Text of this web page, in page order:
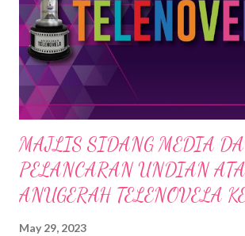
menawarkan lebih 40 jenis kuih muih
setiap hari. Terdapat manis-manisan yang
dari jam 10 pagi hingga 8 malam, tersedia
minuman petang! Terdapat juga pel...
MAJLIS SIDANG MEDIA
PELANCARAN UNDIAN
ANUGERAH TELENOVELA
May 29, 2023